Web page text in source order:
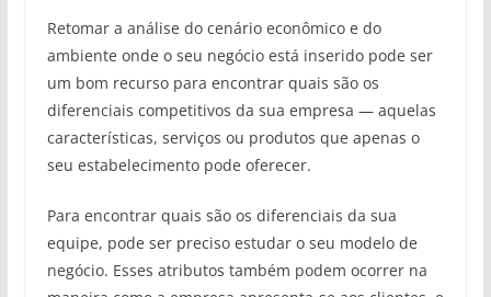
Retomar a análise do cenário econômico e do
ambiente onde o seu negócio está inserido pode ser
um bom recurso para encontrar quais são os
diferenciais competitivos da sua empresa — aquelas
características, serviços ou produtos que apenas o
seu estabelecimento pode oferecer.
Para encontrar quais são os diferenciais da sua
equipe, pode ser preciso estudar o seu modelo de
negócio. Esses atributos também podem ocorrer na